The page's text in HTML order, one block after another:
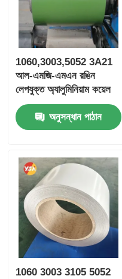
1060,3003,5052 3A21
আল-এমজি-এমএন রঙিন
লেপযুক্ত অ্যালুমিনিয়াম কয়েল
পলিস্টার পিভিডিএফ ফ্লুরোকার্বন
কয়েল আবহাওয়া প্রতিরোধী
অ্যান্টি ফেইড 25 বছরের
আবরণ জন্য
অনুসন্ধান পাঠান
1060 3003 3105 5052